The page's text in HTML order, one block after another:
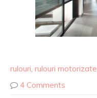
rulouri rulouri motorizate
4 Comments